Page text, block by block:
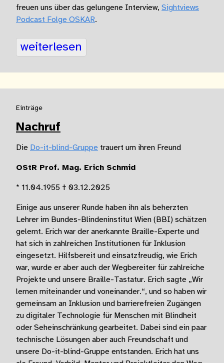
freuen uns über das gelungene Interview, Sightviews
Podcast Folge OSKAR.
weiterlesen
Einträge
Nachruf
Die Do-it-blind-Gruppe trauert um ihren Freund
OStR Prof. Mag. Erich Schmid
​* 11.04.1955 † 03.12.2025
Einige aus unserer Runde haben ihn als beherzten
Lehrer im Bundes-Blindeninstitut Wien (BBI) schätzen
gelernt. Erich war der anerkannte Braille-Experte und
hat sich in zahlreichen Institutionen für Inklusion
eingesetzt. Hilfsbereit und einsatzfreudig, wie Erich
war, wurde er aber auch der Wegbereiter für zahlreiche
Projekte und unsere Braille-Tastatur. Erich sagte „Wir
lernen miteinander und voneinander.“, und so haben wir
gemeinsam an Inklusion und barrierefreien Zugängen
zu digitaler Technologie für Menschen mit Blindheit
oder Seheinschränkung gearbeitet. Dabei sind ein paar
technische Lösungen aber auch Freundschaft und
unsere Do-it-blind-Gruppe entstanden. Erich hat uns